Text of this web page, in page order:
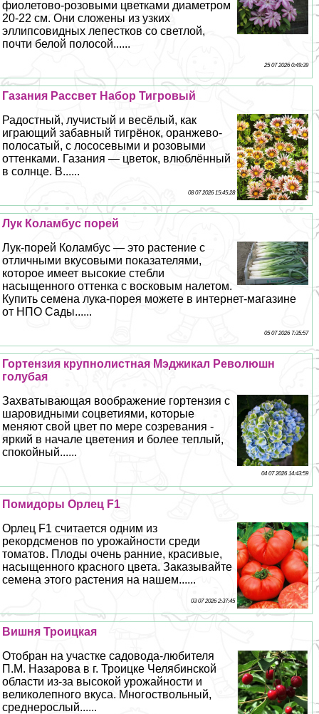
фиолетово-розовыми цветками диаметром
20-22 см. Они сложены из узких
эллипсовидных лепестков со светлой,
почти белой полосой......
25 07 2026 0:49:39
Газания Рассвет Набор Тигровый
Радостный, лучистый и весёлый, как
играющий забавный тигрёнок, оранжево-
полосатый, с лососевыми и розовыми
оттенками. Газания — цветок, влюблённый
в солнце. В......
08 07 2026 15:45:28
Лук Коламбус порей
Лук-порей Коламбус — это растение с
отличными вкусовыми показателями,
которое имеет высокие стeбли
насыщенного оттенка с восковым налетом.
Купить семена лука-порея можете в интернет-магазине
от НПО Сады......
05 07 2026 7:35:57
Гортензия крупнолистная Мэджикал Революшн
гoлyбая
Захватывающая воображение гортензия с
шаровидными соцветиями, которые
меняют свой цвет по мере созревания -
яркий в начале цветения и более теплый,
спокойный......
04 07 2026 14:43:59
Помидоры Орлец F1
Орлец F1 считается одним из
рекордсменов по урожайности среди
томатов. Плоды очень ранние, красивые,
насыщенного красного цвета. Заказывайте
семена этого растения на нашем......
03 07 2026 2:37:45
Вишня Троицкая
Отобран на участке садовода-любителя
П.М. Назарова в г. Троицке Челябинской
области из-за высокой урожайности и
великолепного вкуса. Многоствольный,
среднерослый......